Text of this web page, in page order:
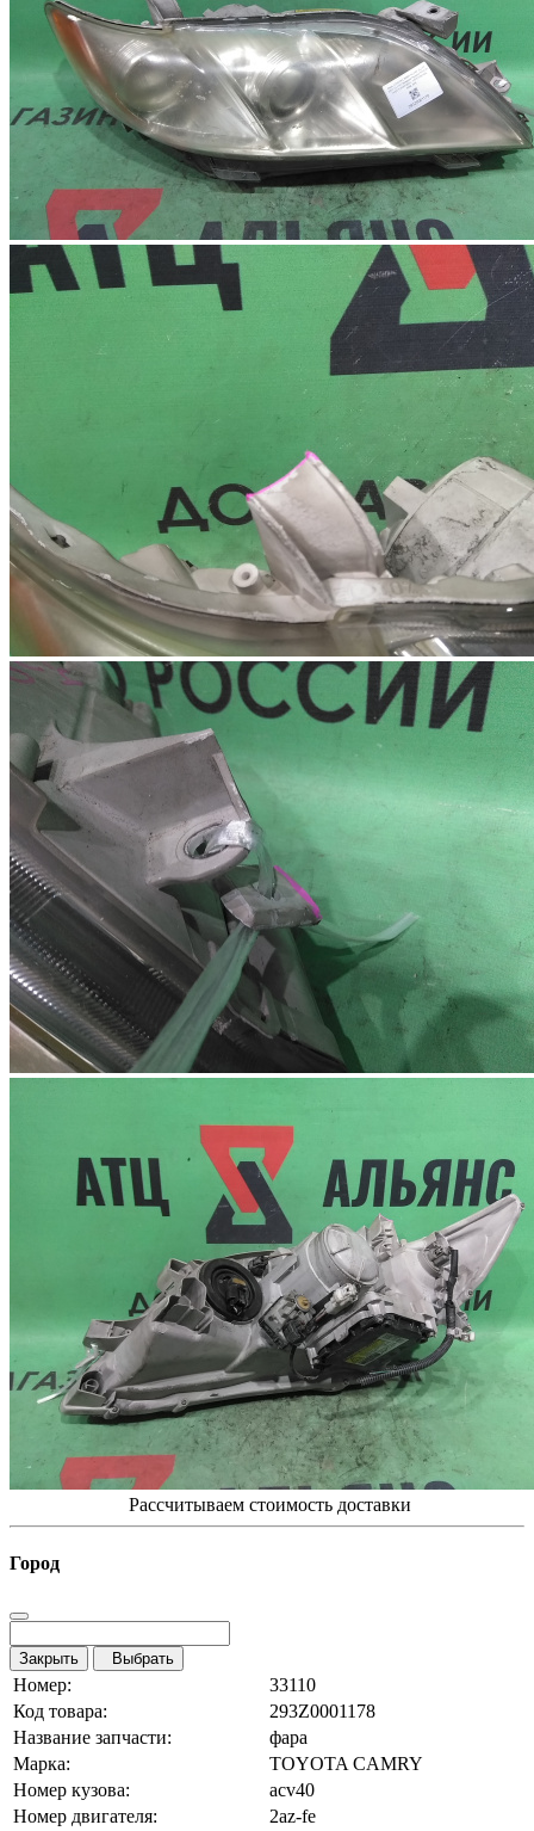
Рассчитываем стоимость доставки
Город
Закрыть Выбрать
Номер:
33110
Код товара:
293Z0001178
Название запчасти:
фара
Марка:
TOYOTA CAMRY
Номер кузова:
acv40
Номер двигателя:
2az-fe